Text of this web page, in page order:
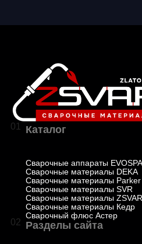
01 Каталог
Сварочные аппараты
Сварочные материалы DEKA
Сварочные материалы Parker
Сварочные материалы SVR
Сварочные материалы ZSVAR
Сварочные материалы Кедр
Сварочный флюс Астер
02 Разделы сайта